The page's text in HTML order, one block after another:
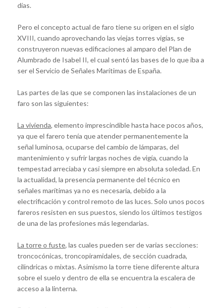
días.
Pero el concepto actual de faro tiene su origen en el siglo
XVIII, cuando aprovechando las viejas torres vigías, se
construyeron nuevas edificaciones al amparo del Plan de
Alumbrado de Isabel II, el cual sentó las bases de lo que iba a
ser el Servicio de Señales Marítimas de España.
Las partes de las que se componen las instalaciones de un
faro son las siguientes:
La vivienda, elemento imprescindible hasta hace pocos años,
ya que el farero tenía que atender permanentemente la
señal luminosa, ocuparse del cambio de lámparas, del
mantenimiento y sufrir largas noches de vigía, cuando la
tempestad arreciaba y casi siempre en absoluta soledad. En
la actualidad, la presencia permanente del técnico en
señales marítimas ya no es necesaria, debido a la
electrificación y control remoto de las luces. Solo unos pocos
fareros resisten en sus puestos, siendo los últimos testigos
de una de las profesiones más legendarias.
La torre o fuste, las cuales pueden ser de varias secciones:
troncocónicas, troncopiramidales, de sección cuadrada,
cilíndricas o mixtas. Asimismo la torre tiene diferente altura
sobre el suelo y dentro de ella se encuentra la escalera de
acceso a la linterna.